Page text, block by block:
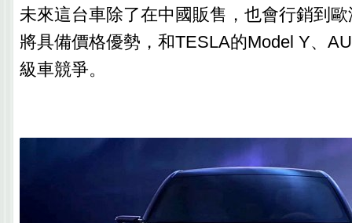
未來這台車除了在中國販售，也會行銷到
將具備價格優勢，和TESLA的Model Y、
級車競爭。